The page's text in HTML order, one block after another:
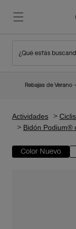
Novedades
Mochilas
Senderismo
Adiós a los
¿Qué estás
Rebajas de
Actividades
Bidón Podium®
Color Nuevo